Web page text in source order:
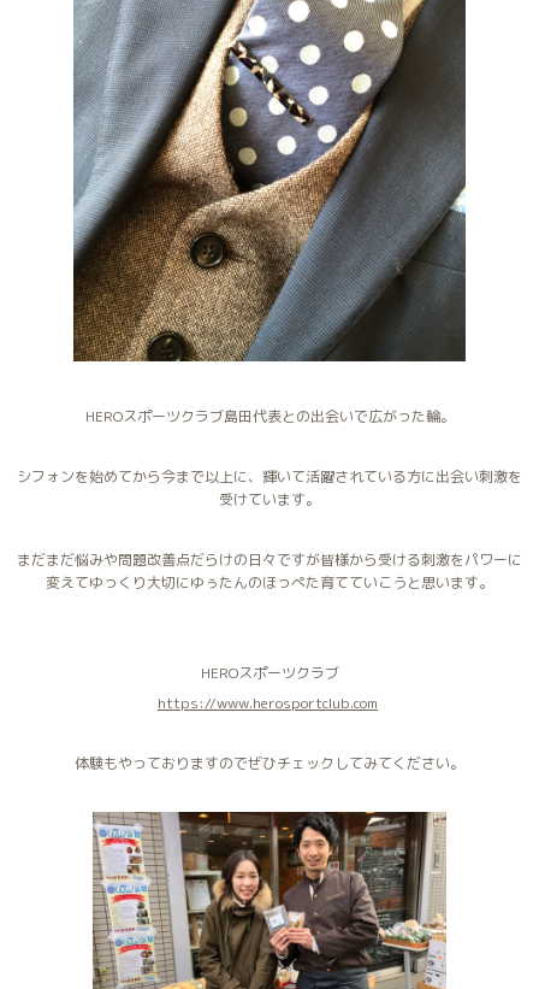
HEROスポーツクラブ島田代表との出会いで広がった輪。
シフォンを始めてから今まで以上に、輝いて活躍されている方に出会い刺激を
受けています。
まだまだ悩みや問題改善点だらけの日々ですが皆様から受ける刺激をパワーに
変えてゆっくり大切にゆぅたんのほっぺた育てていこうと思います。
HEROスポーツクラブ
https://www.herosportclub.com
体験もやっておりますのでぜひチェックしてみてください。